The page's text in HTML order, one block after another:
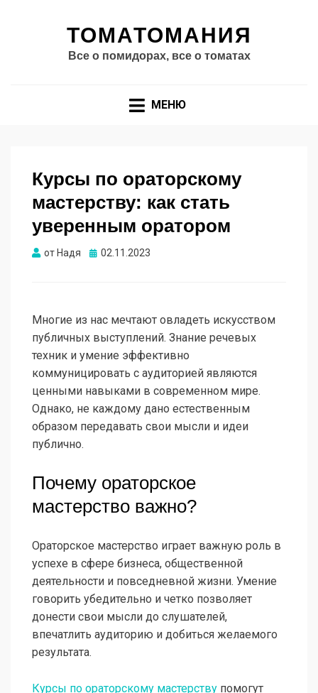
ТОМАТОМАНИЯ
Все о помидорах, все о томатах
МЕНЮ
Курсы по ораторскому
мастерству: как стать
уверенным оратором
от Надя Опубликовано
02.11.2023
Многие из нас мечтают овладеть искусством
публичных выступлений. Знание речевых
техник и умение эффективно
коммуницировать с аудиторией являются
ценными навыками в современном мире.
Однако, не каждому дано естественным
образом передавать свои мысли и идеи
публично.
Почему ораторское
мастерство важно?
Ораторское мастерство играет важную роль в
успехе в сфере бизнеса, общественной
деятельности и повседневной жизни. Умение
говорить убедительно и четко позволяет
донести свои мысли до слушателей,
впечатлить аудиторию и добиться желаемого
результата.
Курсы по ораторскому мастерству помогут